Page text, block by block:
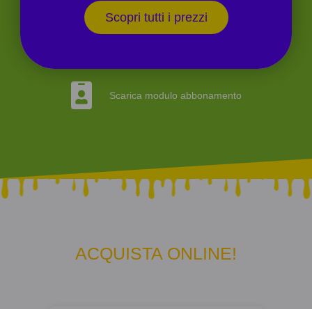
Scopri tutti i prezzi
Scarica modulo abbonamento
ACQUISTA ONLINE!